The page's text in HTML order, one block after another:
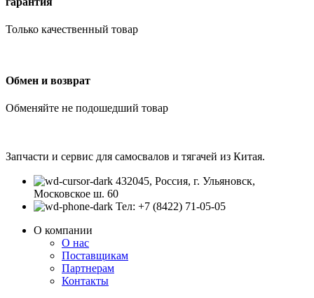
Только качественный товар
Обмен и возврат
Обменяйте не подошедший товар
Запчасти и сервис для самосвалов и тягачей из Китая.
432045, Россия, г. Ульяновск,
Московское ш. 60
Тел: +7 (8422) 71-05-05
О компании
О нас
Поставщикам
Партнерам
Контакты